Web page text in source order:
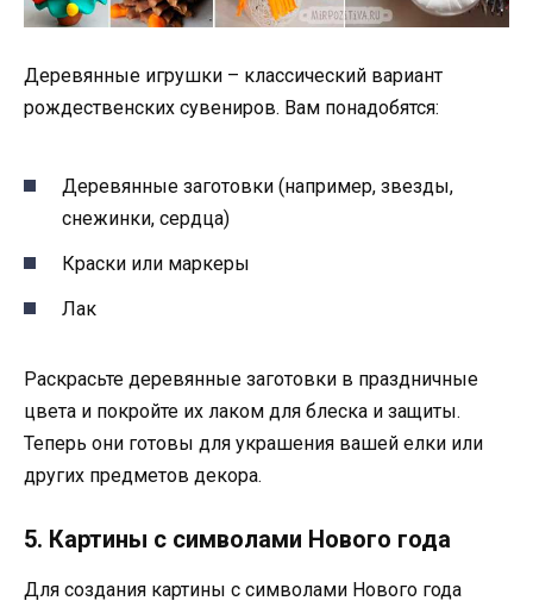
Деревянные игрушки – классический вариант
рождественских сувениров. Вам понадобятся:
Деревянные заготовки (например, звезды,
снежинки, сердца)
Краски или маркеры
Лак
Раскрасьте деревянные заготовки в праздничные
цвета и покройте их лаком для блеска и защиты.
Теперь они готовы для украшения вашей елки или
других предметов декора.
5. Картины с символами Нового года
Для создания картины с символами Нового года